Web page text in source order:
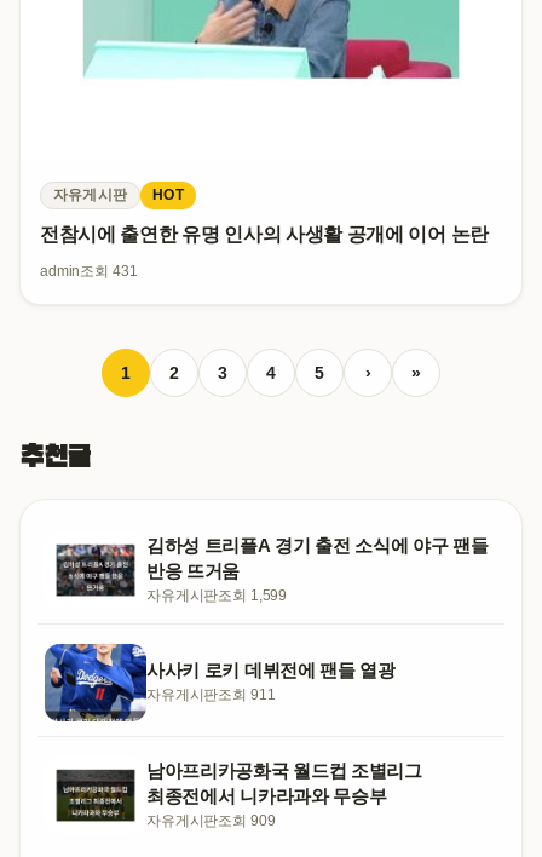
자유게시판 HOT
전참시에 출연한 유명 인사의 사생활 공개에 이어 논란
admin조회 431
1 2 3 4 5 › »
추천글
김하성 트리플A 경기 출전 소식에 야구 팬들
반응 뜨거움
자유게시판조회 1,599
사사키 로키 데뷔전에 팬들 열광
자유게시판조회 911
남아프리카공화국 월드컵 조별리그
최종전에서 니카라과와 무승부
자유게시판조회 909